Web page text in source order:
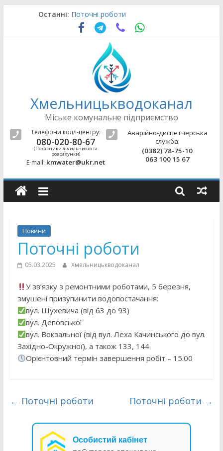
Останні: Поточні роботи
Аварійно-відновлювальні роботи
Поточні роботи
Поточні роботи
Поточні роботи
Хмельницькводоканал
Міське комунальне підприємство
Телефони колл-центру:
080-020-80-67
(Показники лічильників та
розрахунки)
E-mail: kmwater@ukr.net
Аварійно-диспетчерська
служба:
(0382) 78-75-10
063 100 15 67
Новини
Поточні роботи
05.03.2025 Хмельницькводоканал
У зв’язку з ремонтними роботами, 5 березня,
змушені призупинити водопостачання:
вул. Шухевича (від 63 до 93)
вул. Деповської
вул. Вокзальної (від вул. Леха Качинського до вул.
Західно-Окружної), а також 133, 144
Орієнтовний термін завершення робіт – 15.00
← Поточні роботи Поточні роботи →
Особистий кабінет